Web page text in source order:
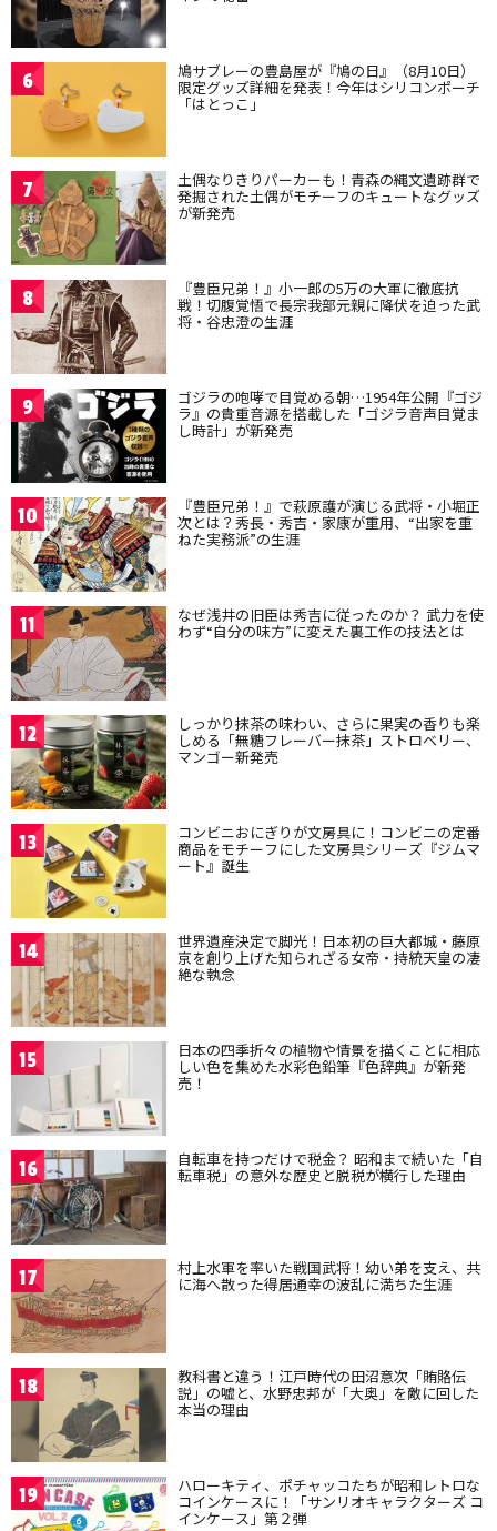
6 鳩サブレーの豊島屋が『鳩の日』（8月10日）
限定グッズ詳細を発表！今年はシリコンポーチ
「はとっこ」
7 土偶なりきりパーカーも！青森の縄文遺跡群で
発掘された土偶がモチーフのキュートなグッズ
が新発売
8 『豊臣兄弟！』小一郎の5万の大軍に徹底抗
戦！切腹覚悟で長宗我部元親に降伏を迫った武
将・谷忠澄の生涯
9 ゴジラの咆哮で目覚める朝…1954年公開『ゴジ
ラ』の貴重音源を搭載した「ゴジラ音声目覚ま
し時計」が新発売
10 『豊臣兄弟！』で萩原護が演じる武将・小堀正
次とは？秀長・秀吉・家康が重用、“出家を重
ねた実務派”の生涯
11 なぜ浅井の旧臣は秀吉に従ったのか？ 武力を使
わず“自分の味方”に変えた裏工作の技法とは
12 しっかり抹茶の味わい、さらに果実の香りも楽
しめる「無糖フレーバー抹茶」ストロベリー、
マンゴー新発売
13 コンビニおにぎりが文房具に！コンビニの定番
商品をモチーフにした文房具シリーズ『ジムマ
ート』誕生
14 世界遺産決定で脚光！日本初の巨大都城・藤原
京を創り上げた知られざる女帝・持統天皇の凄
絶な執念
15 日本の四季折々の植物や情景を描くことに相応
しい色を集めた水彩色鉛筆『色辞典』が新発
売！
16 自転車を持つだけで税金？ 昭和まで続いた「自
転車税」の意外な歴史と脱税が横行した理由
17 村上水軍を率いた戦国武将！幼い弟を支え、共
に海へ散った得居通幸の波乱に満ちた生涯
18 教科書と違う！江戸時代の田沼意次「賄賂伝
説」の嘘と、水野忠邦が「大奥」を敵に回した
本当の理由
19 ハローキティ、ポチャッコたちが昭和レトロな
コインケースに！「サンリオキャラクターズ コ
インケース」第２弾